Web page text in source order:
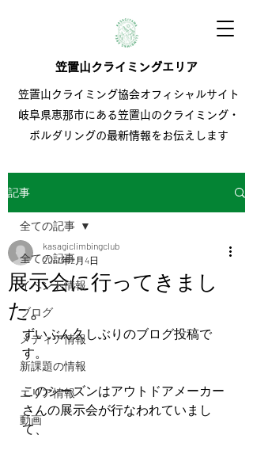
笠置山クライミング協会オフィシャルサイト
岐阜県恵那市にある笠置山のクライミング・
ボルダリングの最新情報をお伝えします
笠置山クライミングエリア
記事
全ての記事
イベント情報
ブログ
メディア情報
新課題の情報
エリア情報
動画
全ての記事
展示会に行ってきまし
た。
kasagiclimbingclub
2017年2月4日
ずいぶん久しぶりのブログ投稿で
す。
このシーズンはアウトドアメーカー
さんの展示会が行なわれていまし
て、